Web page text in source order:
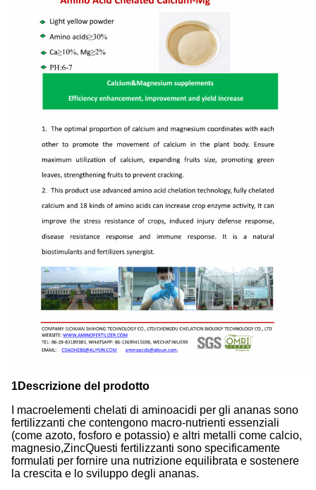
1Descrizione del prodotto
I macroelementi chelati di aminoacidi per gli ananas sono
fertilizzanti che contengono macro-nutrienti essenziali
(come azoto, fosforo e potassio) e altri metalli come calcio,
magnesio,ZincQuesti fertilizzanti sono specificamente
formulati per fornire una nutrizione equilibrata e sostenere
la crescita e lo sviluppo degli ananas.